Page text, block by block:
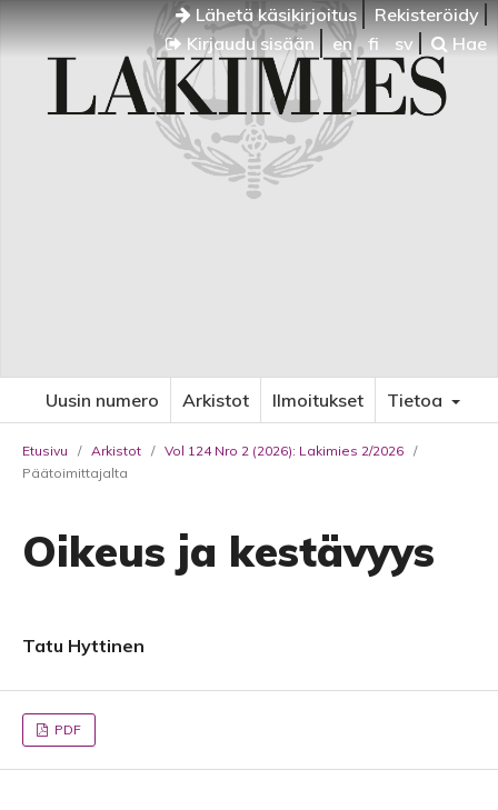
Lähetä käsikirjoitus
Rekisteröidy
Kirjaudu sisään
en fi sv Hae
Uusin numero Arkistot Ilmoitukset Tietoa
Etusivu / Arkistot / Vol 124 Nro 2 (2026): Lakimies 2/2026 /
Päätoimittajalta
Oikeus ja kestävyys
Tatu Hyttinen
PDF